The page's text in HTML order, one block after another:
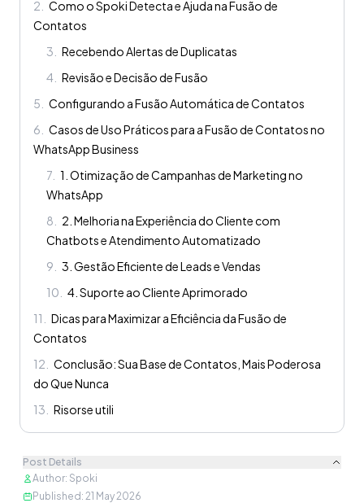
2
Como o Spoki Detecta e Ajuda na Fusão de
Contatos
3
Recebendo Alertas de Duplicatas
4
Revisão e Decisão de Fusão
5
Configurando a Fusão Automática de Contatos
6
Casos de Uso Práticos para a Fusão de Contatos no
WhatsApp Business
7 1. Otimização de Campanhas de Marketing no
WhatsApp
8
2. Melhoria na Experiência do Cliente com
Chatbots e Atendimento Automatizado
9
3. Gestão Eficiente de Leads e Vendas
10
4. Suporte ao Cliente Aprimorado
11
Dicas para Maximizar a Eficiência da Fusão de
Contatos
12
Conclusão: Sua Base de Contatos, Mais Poderosa
do Que Nunca
13
Risorse utili
Post Details
Author: Spoki
Published : 21 May 2026